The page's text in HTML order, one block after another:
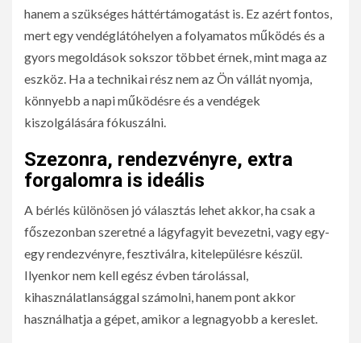
hanem a szükséges háttértámogatást is. Ez azért fontos,
mert egy vendéglátóhelyen a folyamatos működés és a
gyors megoldások sokszor többet érnek, mint maga az
eszköz. Ha a technikai rész nem az Ön vállát nyomja,
könnyebb a napi működésre és a vendégek
kiszolgálására fókuszálni.
Szezonra, rendezvényre, extra
forgalomra is ideális
A bérlés különösen jó választás lehet akkor, ha csak a
főszezonban szeretné a lágyfagyit bevezetni, vagy egy-
egy rendezvényre, fesztiválra, kitelepülésre készül.
Ilyenkor nem kell egész évben tárolással,
kihasználatlansággal számolni, hanem pont akkor
használhatja a gépet, amikor a legnagyobb a kereslet.